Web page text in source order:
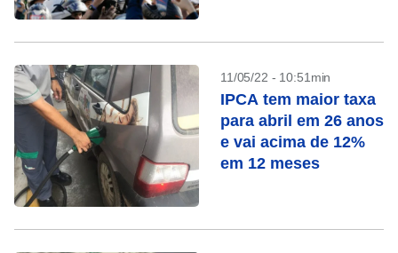
11/05/22 - 10:51min
IPCA tem maior taxa
para abril em 26 anos
e vai acima de 12%
em 12 meses